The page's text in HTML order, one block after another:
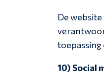
De
toepassing
10) Social